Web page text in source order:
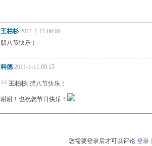
王柏杉 2011-1-11 06:00
腊八节快乐！
科德 2011-1-11 09:15
王柏杉: 腊八节快乐！
谢谢！也祝您节日快乐！
您需要登录后才可以评论 登录|